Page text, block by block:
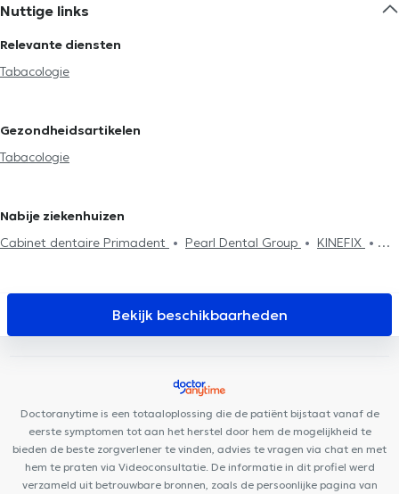
Nuttige links
Relevante diensten
Tabacologie
Gezondheidsartikelen
Tabacologie
Nabije ziekenhuizen
Cabinet dentaire Primadent
Pearl Dental Group
KINEFIX
Clinique 27 Medistockel
Stockel Medical Center
The French Consultant
Cabinet Woluwe-Saint-Pierre
Family
Clinique 53
Bekijk beschikbaarheden
Doctoranytime is een totaaloplossing die de patiënt bijstaat vanaf de
eerste symptomen tot aan het herstel door hem de mogelijkheid te
bieden de beste zorgverlener te vinden, advies te vragen via chat en met
hem te praten via Videoconsultatie. De informatie in dit profiel werd
verzameld uit betrouwbare bronnen, zoals de persoonlijke pagina van